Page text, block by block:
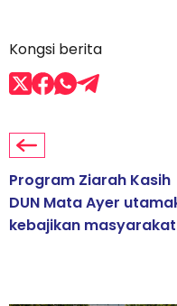
Kongsi berita
Program Ziarah Kasih
DUN Mata Ayer
kebajikan masyarakat